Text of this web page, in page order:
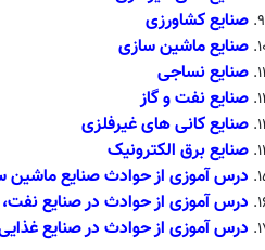
صنایع کشاورزی
صنایع ماشین سازی
صنایع نساجی
صنایع نفت و گاز
صنایع کانی های غیرفلزی
صنایع برق الکترونیک
درس آموزی از حوادث صنایع ماشین
درس آموزی از حوادث در صنایع
درس آموزی از حوادث در صنایع